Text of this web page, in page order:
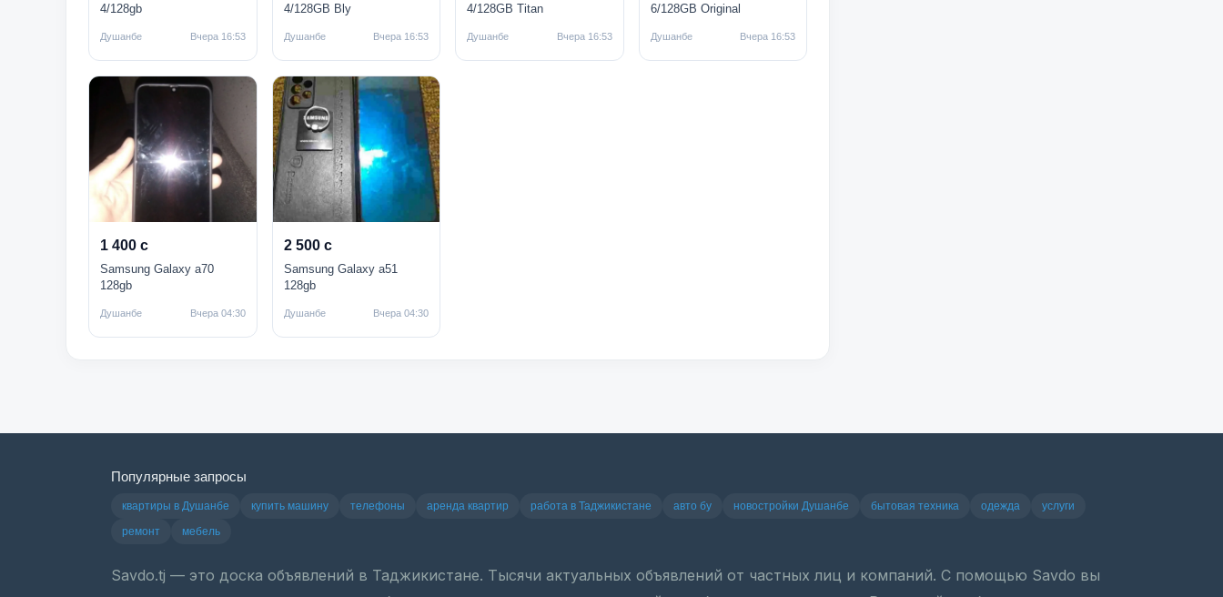
4/128gb
Душанбе Вчера 16:53
4/128GB Bly
Душанбе Вчера 16:53
4/128GB Titan
Душанбе Вчера 16:53
6/128GB Original
Душанбе Вчера 16:53
1 400 с
Samsung Galaxy a70
128gb
Душанбе Вчера 04:30
2 500 с
Samsung Galaxy a51
128gb
Душанбе Вчера 04:30
Популярные запросы
квартиры в Душанбе купить машину телефоны аренда квартир работа в Таджикистане авто бу новостройки Душанбе бытовая техника одежда
услуги
ремонт
мебель
Savdo.tj — это доска объявлений в Таджикистане. Тысячи актуальных объявлений от частных лиц и компаний. С помощью Savdo вы